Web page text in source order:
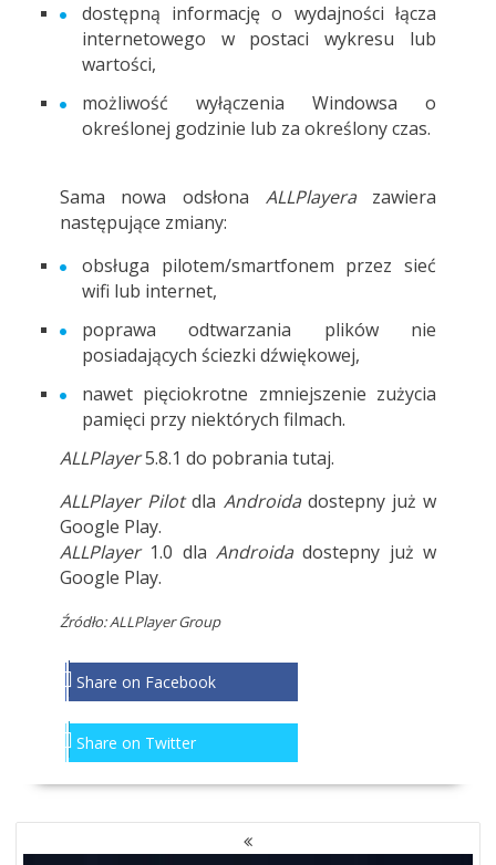
dostępną informację o wydajności łącza
internetowego w postaci wykresu lub
wartości,
możliwość wyłączenia Windowsa o
określonej godzinie lub za określony czas.
Sama nowa odsłona ALLPlayerazawiera
następujące zmiany:
obsługa pilotem/smartfonem przez sieć
wifi lub internet,
poprawa odtwarzania plików nie
posiadających ściezki dźwiękowej,
nawet pięciokrotne zmniejszenie zużycia
pamięci przy niektórych filmach.
ALLPlayer5.8.1 do pobrania tutaj.
ALLPlayer Pilotdla Androidadostepny już w
Google Play.
ALLPlayer1.0 dla Androida dostepny już w
Google Play.
Źródło: ALLPlayer Group
Share on Facebook
Share on Twitter
NAWIGACJA
PO